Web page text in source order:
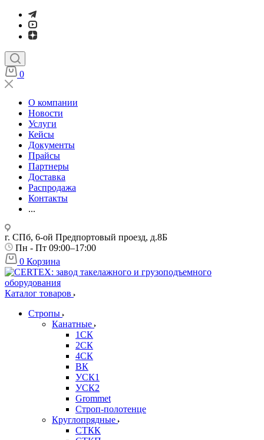
0
О компании
Новости
Услуги
Кейсы
Документы
Прайсы
Партнеры
Доставка
Распродажа
Контакты
...
г. СПб, 6-ой Предпортовый проезд, д.8Б
Пн - Пт 09:00–17:00
0 Корзина
Каталог товаров
Стропы
Канатные
1СК
2СК
4СК
ВК
УСК1
УСК2
Grommet
Строп-полотенце
Круглопрядные
СТКК